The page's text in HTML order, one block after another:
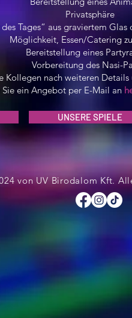
Privatsphäre
Tages“ aus graviertem
Möglichkeit, Essen/Catering
Bereitstellung eines
Vorbereitung des Nasi-
Kollegen nach weiteren
ein Angebot per E-Mail an
UNSERE SPIELE
von UV Birodalom Kft.